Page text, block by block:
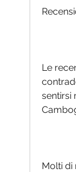
Le
sentirsi
Molti di